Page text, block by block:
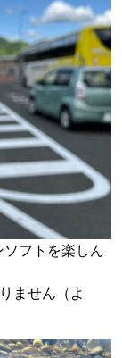
フトを楽しん
ません（よ